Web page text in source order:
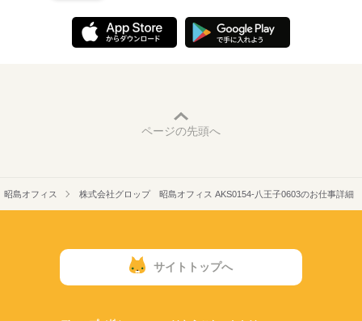
ページの先頭へ
島オフィス 株式会社グロップ 昭島オフィス AKS0154-八王子0603のお仕事詳細
サイトトップへ